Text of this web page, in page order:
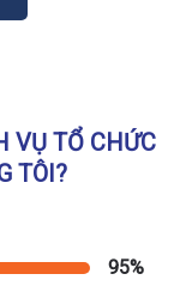
VỤ TỔ CHỨC
TÔI?
95%